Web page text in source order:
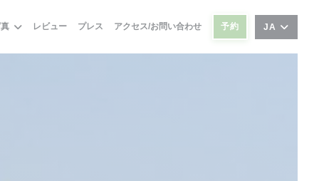
レビュー プレス アクセス/お問い合わせ 予約 JA